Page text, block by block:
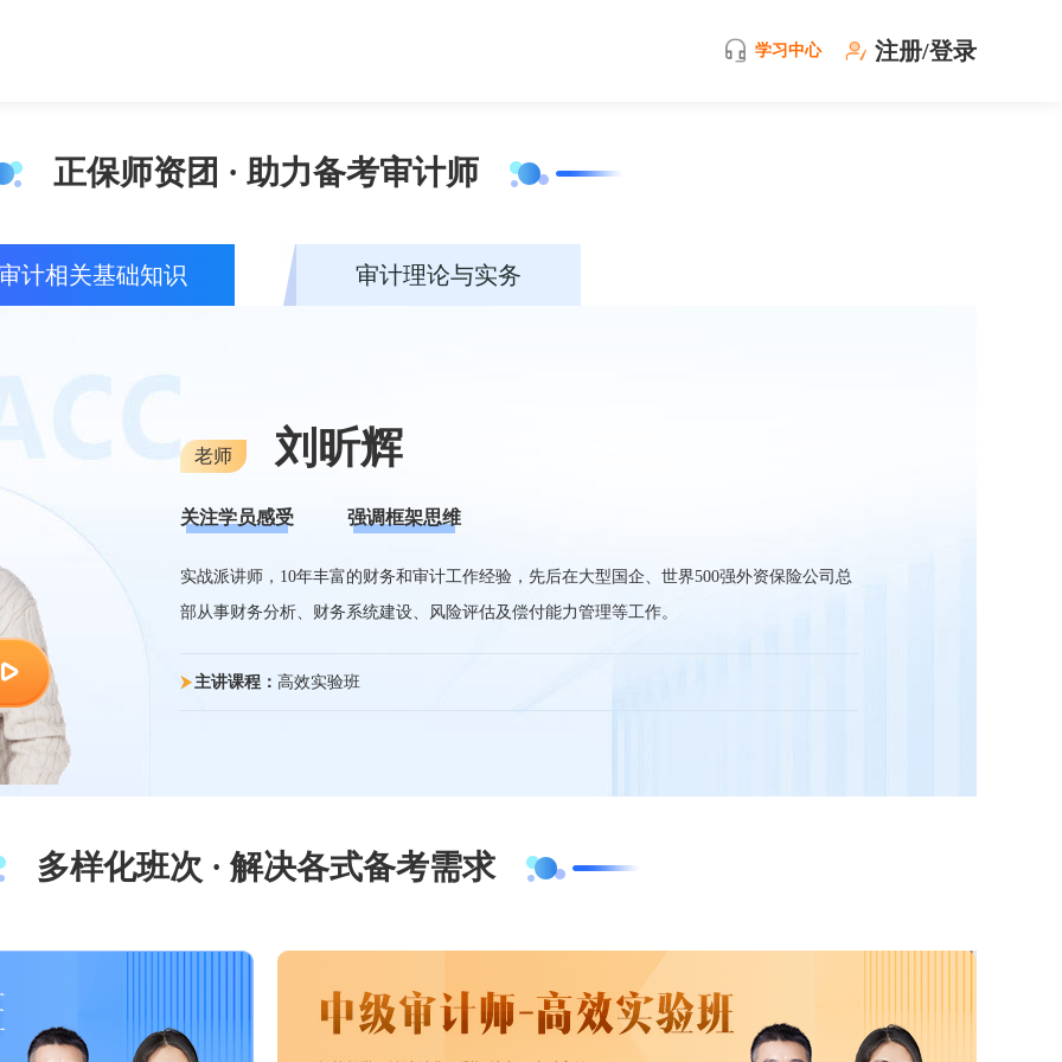
学习中心 注册/登录
正保师资团 · 助力备考审计师
计相关基础知识 审计理论与实务
老师 刘昕辉
关注学员感受 强调框架思维
实战派讲师，10年丰富的财务和审计工作经验，先后在大型国企、世界500强外资保险公司总
部从事财务分析、财务系统建设、风险评估及偿付能力管理等工作。
主讲课程： 高效实验班
多样化班次 · 解决各式备考需求